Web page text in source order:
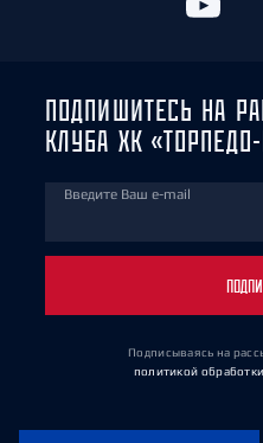
ПОДПИШИТЕСЬ НА
КЛУБА ХК
Введите Ваш e-mail
Подписываясь на
политикой